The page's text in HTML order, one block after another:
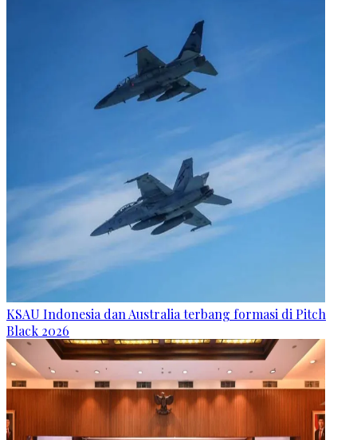
KSAU Indonesia dan Australia terbang formasi di Pitch
Black 2026